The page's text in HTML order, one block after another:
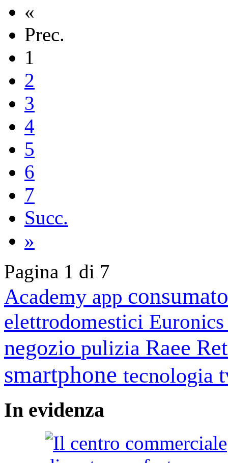
«
Prec.
1
2
3
4
5
6
7
Succ.
»
Pagina 1 di 7
Academy app
elettrodomestici
negozio pulizia Raee
smartphone tecnologia
In evidenza